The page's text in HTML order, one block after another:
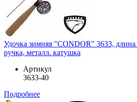
Удочка зимняя "CONDOR" 3633, длина
ручка, металл. катушка
Артикул
3633-40
Подробнее